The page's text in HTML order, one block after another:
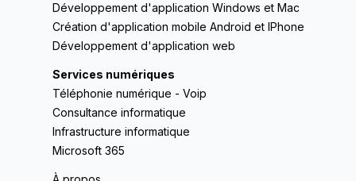
Développement d'application Windows et Mac
Création d'application mobile Android et IPhone
Développement d'application web
Services numériques
Téléphonie numérique - Voip
Consultance informatique
Infrastructure informatique
Microsoft 365